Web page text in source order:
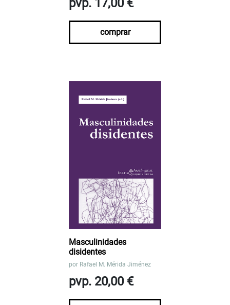
pvp. 17,00 €
comprar
Masculinidades
disidentes
por Rafael M. Mérida Jiménez
pvp. 20,00 €